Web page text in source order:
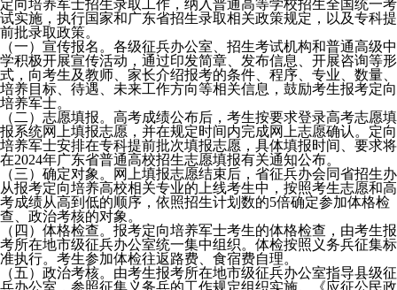
定向培养军士招生录取工作，纳入普通高等学校招生全国统一考
试实施，执行国家和广东省招生录取相关政策规定，以及专科提
前批录取政策。
（一）宣传报名。各级征兵办公室、招生考试机构和普通高级中
学积极开展宣传活动，通过印发简章、发布信息、开展咨询等形
式，向考生及教师、家长介绍报考的条件、程序、专业、数量、
培养目标、待遇、未来工作方向等相关信息，鼓励考生报考定向
培养军士。
（二）志愿填报。高考成绩公布后，考生按要求登录高考志愿填
报系统网上填报志愿，并在规定时间内完成网上志愿确认。定向
培养军士安排在专科提前批次填报志愿，具体填报时间、要求将
在2024年广东省普通高校招生志愿填报有关通知公布。
（三）确定对象。网上填报志愿结束后，省征兵办会同省招生办
从报考定向培养高校相关专业的上线考生中，按照考生志愿和高
考成绩从高到低的顺序，依照招生计划数的5倍确定参加体格检
查、政治考核的对象。
（四）体格检查。报考定向培养军士考生的体格检查，由考生报
考所在地市级征兵办公室统一集中组织。体检按照义务兵征集标
准执行。考生参加体检往返路费、食宿费自理。
（五）政治考核。由考生报考所在地市级征兵办公室指导县级征
兵办公室，参照征集义务兵的工作规定组织实施。《应征公民政